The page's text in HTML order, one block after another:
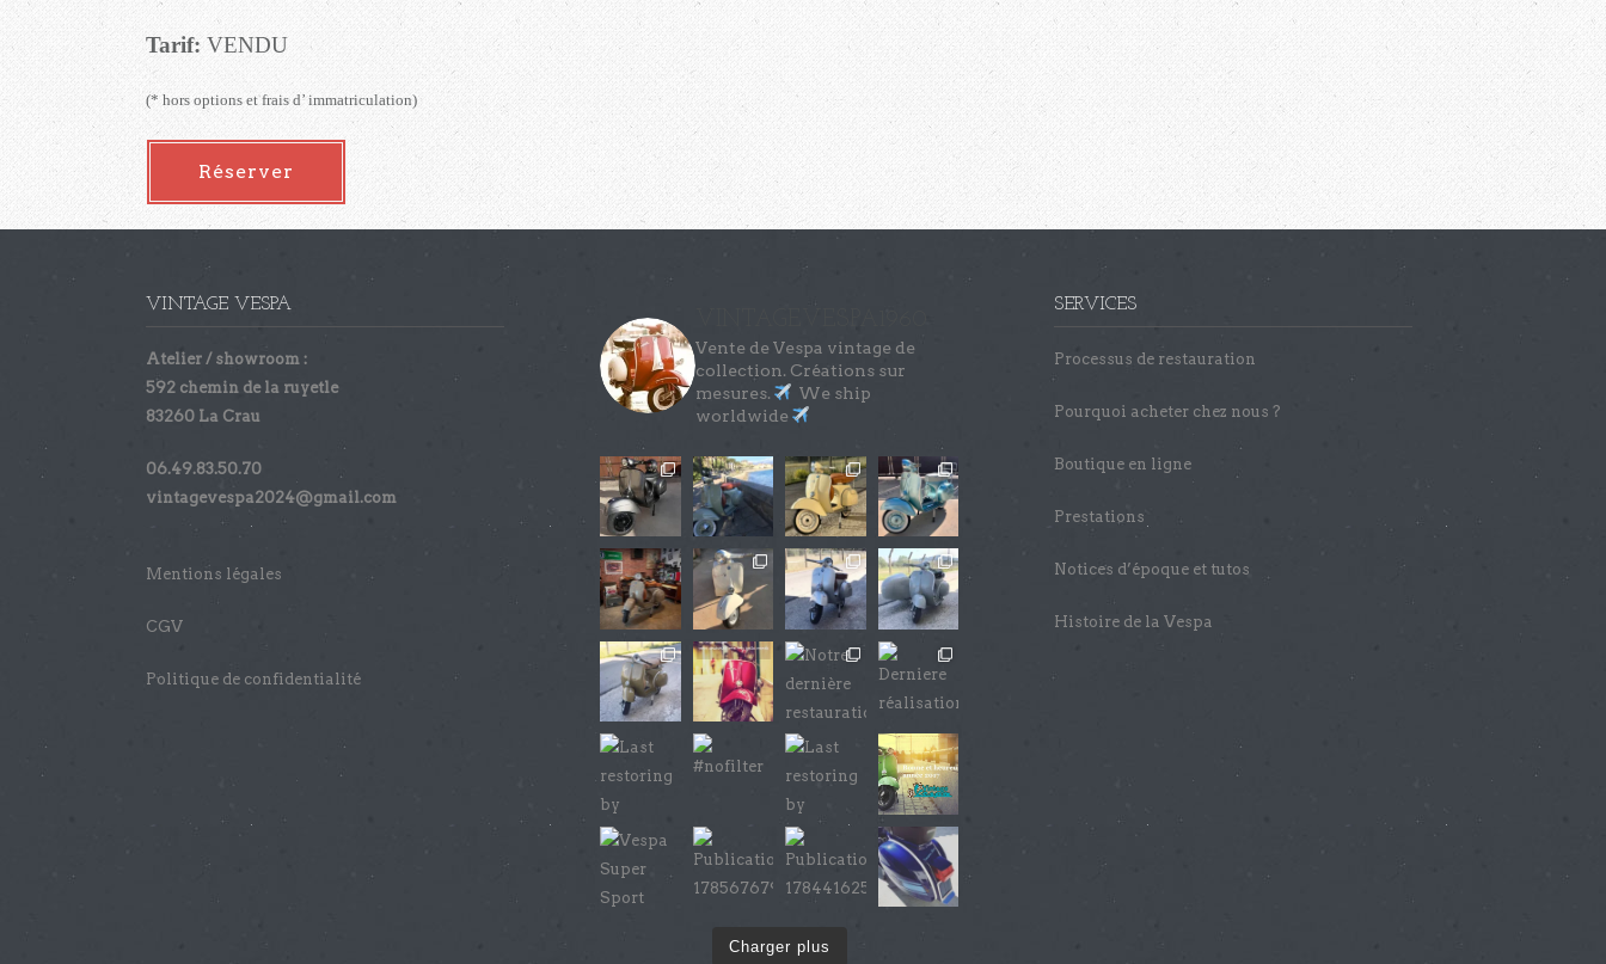
Tarif: VENDU
(* hors options et frais d’ immatriculation)
Réserver
VINTAGE VESPA
Atelier / showroom :
592 chemin de la ruyetle
83260 La Crau
06.49.83.50.70
vintagevespa2024@gmail.com
Mentions légales
CGV
Politique de confidentialité
Vente de Vespa vintage de
collection. Créations sur
mesures.
We ship
worldwide
Charger plus
SERVICES
Processus de restauration
Pourquoi acheter chez nous ?
Boutique en ligne
Prestations
Notices d’époque et tutos
Histoire de la Vespa